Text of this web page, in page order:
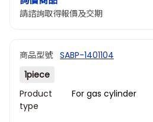
請諮詢取得報價及交期
商品型號 SABP-1401104
1piece
Product
type
For gas cylinder